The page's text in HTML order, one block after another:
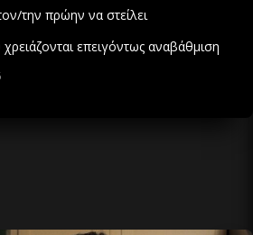
την πρώην να στείλει
επειγόντως αναβάθμιση